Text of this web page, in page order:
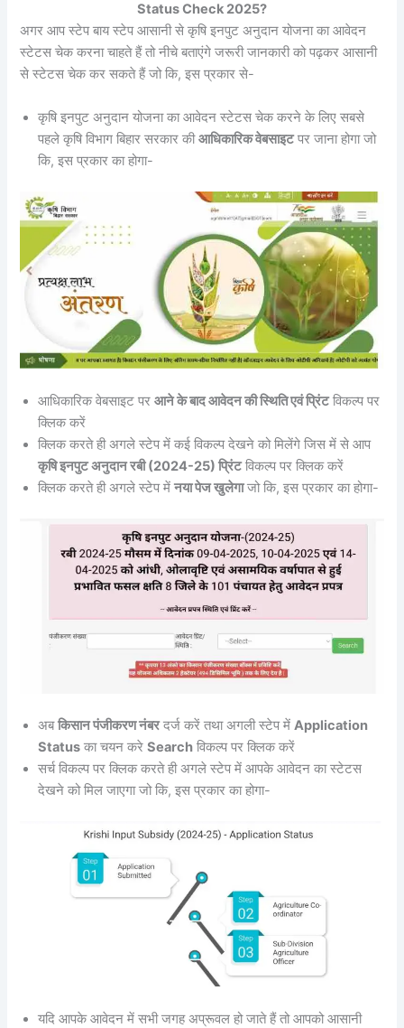
Status Check 2025?
अगर आप स्टेप बाय स्टेप आसानी से कृषि इनपुट अनुदान योजना का आवेदन
स्टेटस चेक करना चाहते हैं तो नीचे बताएंगे जरूरी जानकारी को पढ़कर आसानी
से स्टेटस चेक कर सकते हैं जो कि, इस प्रकार से-
कृषि इनपुट अनुदान योजना का आवेदन स्टेटस चेक करने के लिए सबसे
पहले कृषि विभाग बिहार सरकार कीआधिकारिक वेबसाइटपर जाना होगा जो
कि, इस प्रकार का होगा-
आधिकारिक वेबसाइट परआने के बाद आवेदन की स्थिति एवं प्रिंटविकल्प पर
क्लिक करें
क्लिक करते ही अगले स्टेप में कई विकल्प देखने को मिलेंगे जिस में से आप
कृषि इनपुट अनुदान रबी (2024-25) प्रिंटविकल्प पर क्लिक करें
क्लिक करते ही अगले स्टेप मेंनया पेज खुलेगाजो कि, इस प्रकार का होगा-
अबकिसान पंजीकरण नंबरदर्ज करें तथा अगली स्टेप मेंApplication
Status का चयन करेSearch विकल्प पर क्लिक करें
सर्च विकल्प पर क्लिक करते ही अगले स्टेप में आपके आवेदन का स्टेटस
देखने को मिल जाएगा जो कि, इस प्रकार का होगा-
यदि आपके आवेदन में सभी जगह अप्रूवल हो जाते हैं तो आपको आसानी